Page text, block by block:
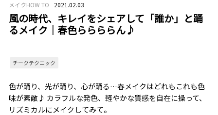
メイクHOW TO 2021.02.03
風の時代、キレイをシェアして「誰か」と踊
るメイク｜春色ららららん♪
チークテクニック
色が踊り、光が踊り、心が踊る…春メイクはどれもこれも色
味が素敵♪ カラフルな発色、軽やかな質感を自在に操って、
リズミカルにメイクしてみて。